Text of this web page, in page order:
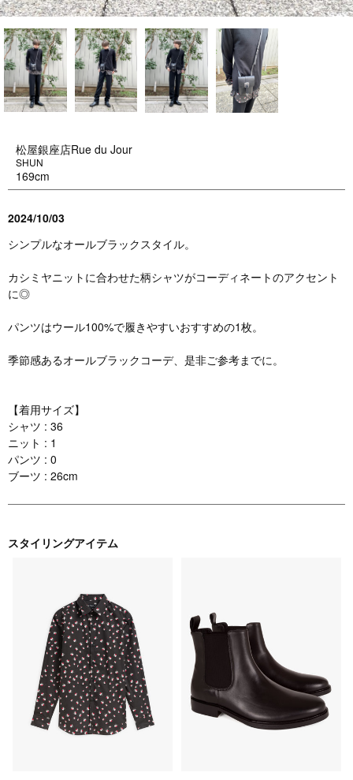
松屋銀座店Rue du Jour
SHUN
169cm
2024/10/03
シンプルなオールブラックスタイル。
カシミヤニットに合わせた柄シャツがコーディネートのアクセント
に◎
パンツはウール100%で履きやすいおすすめの1枚。
季節感あるオールブラックコーデ、是非ご参考までに。
【着用サイズ】
シャツ : 36
ニット : 1
パンツ : 0
ブーツ : 26cm
スタイリングアイテム